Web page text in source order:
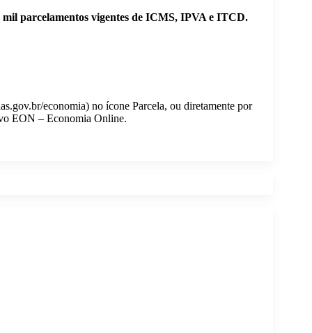
parcelamentos vigentes de ICMS, IPVA e ITCD.
economia) no ícone Parcela, ou diretamente por
EON – Economia Online.